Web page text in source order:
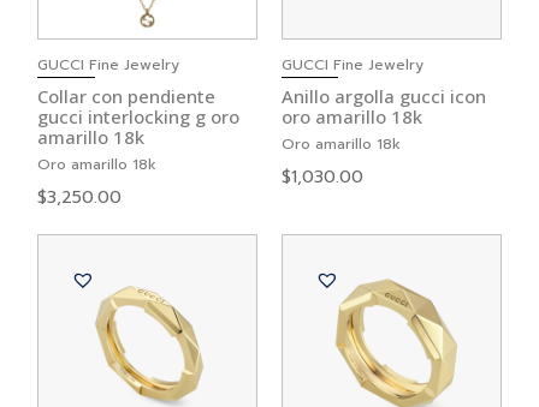
GUCCI Fine Jewelry
Collar con pendiente
gucci interlocking g oro
amarillo 18k
Oro amarillo 18k
$3,250.00
GUCCI Fine Jewelry
Anillo argolla gucci icon
oro amarillo 18k
Oro amarillo 18k
$1,030.00